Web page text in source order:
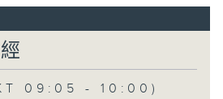
09:05 - 10:00)